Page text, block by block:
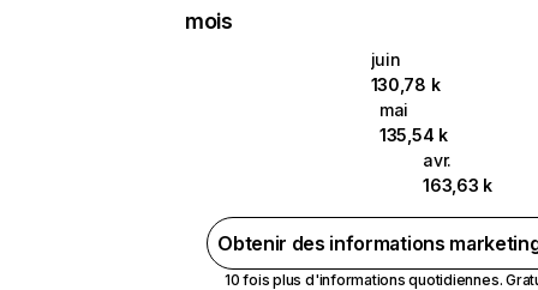
mois
juin
130,78 k
mai
135,54 k
avr.
163,63 k
Obtenir des informations
10 fois plus d'informations quotidiennes.